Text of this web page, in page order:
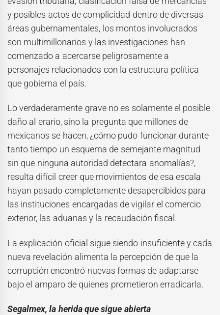
y posibles actos de complicidad dentro de diversas
áreas gubernamentales, los montos involucrados
son multimillonarios y las investigaciones han
comenzado a acercarse peligrosamente a
personajes relacionados con la estructura política
que gobierna el país.
Lo verdaderamente grave no es solamente el posible
daño al erario, sino la pregunta que millones de
mexicanos se hacen, ¿cómo pudo funcionar durante
tanto tiempo un esquema de semejante magnitud
sin que ninguna autoridad detectara anomalías?,
resulta difícil creer que movimientos de esa escala
hayan pasado completamente desapercibidos para
las instituciones encargadas de vigilar el comercio
exterior, las aduanas y la recaudación fiscal.
La explicación oficial sigue siendo insuficiente y cada
nueva revelación alimenta la percepción de que la
corrupción encontró nuevas formas de adaptarse
bajo el amparo de quienes prometieron erradicarla.
Segalmex, la herida que sigue abierta